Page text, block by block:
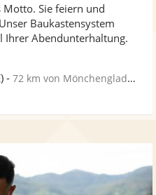
Motto. Sie feiern und
Baukastensystem
Ihrer Abendunterhaltung.
-72 km von Mönchengladbach